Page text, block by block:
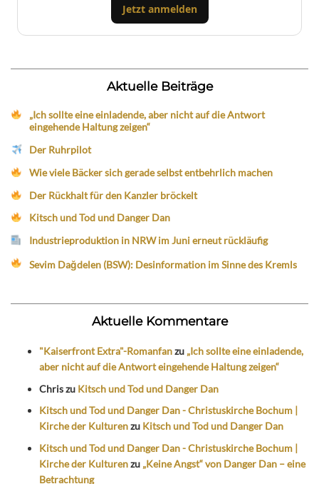
Jetzt anmelden
Aktuelle Beiträge
„Ich sollte eine einladende, aber nicht auf die Antwort
eingehende Haltung zeigen“
Der Ruhrpilot
Wie viele Bäcker sich gerade selbst entbehrlich machen
Der Rückhalt für den Kanzler bröckelt
Kitsch und Tod und Danger Dan
Industrieproduktion in NRW im Juni erneut rückläufig
Sevim Dağdelen (BSW): Desinformation im Sinne des Kremls
Aktuelle Kommentare
"Kaiserfront Extra"-Romanfanzu „Ich sollte eine einladende,
aber nicht auf die Antwort eingehende Haltung zeigen“
Chriszu Kitsch und Tod und Danger Dan
Kitsch und Tod und Danger Dan - Christuskirche Bochum |
Kirche der Kulturenzu Kitsch und Tod und Danger Dan
Kitsch und Tod und Danger Dan - Christuskirche Bochum |
Kirche der Kulturenzu „Keine Angst“ von Danger Dan – eine
Betrachtung